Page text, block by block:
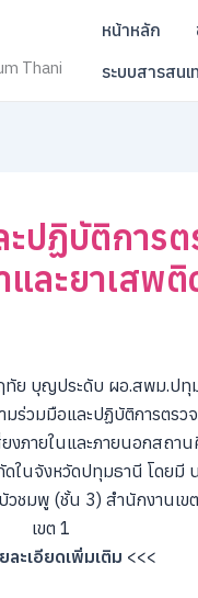
Thani
หน้าหลัก
ระบบสารสนเ
ปฏิบัติการ
ละยาเสพ
ย บุญประดับ ผอ.สพม.ป
ร่วมมือและปฏิบัติการตรว
ภายในและภายนอกสถา
ดในจังหวัดปทุมธานี โดย
วชมพู (ชั้น 3) สํานักงาน
เขต 1
ละเอียดเพิ่มเติม <<<